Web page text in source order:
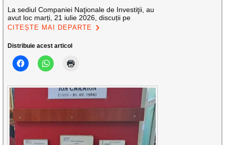
La sediul Companiei Naţionale de Investiţii, au
avut loc marți, 21 iulie 2026, discuții pe
CITEȘTE MAI DEPARTE
Distribuie acest articol